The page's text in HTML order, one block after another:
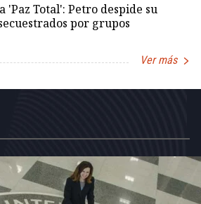
'Paz Total': Petro despide su
por grupos
Ver más